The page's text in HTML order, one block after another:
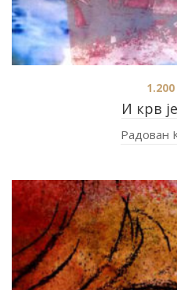
И крв
1.200
Радован